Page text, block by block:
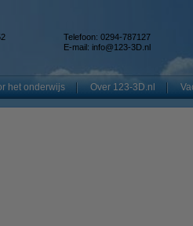
Telefoon: 0294-787127
E-mail: info@123-3D.nl
het onderwijs Over 123-3D.nl